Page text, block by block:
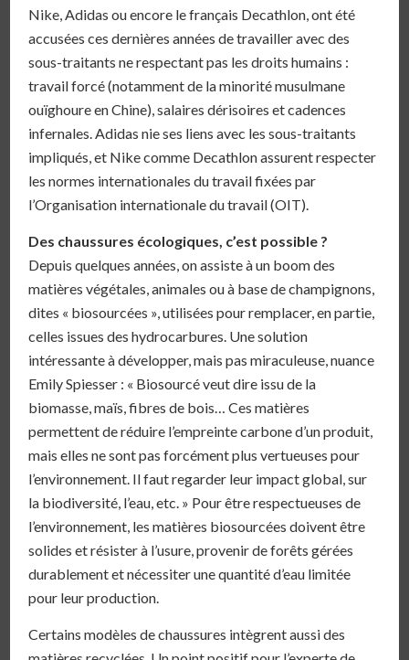
Nike, Adidas ou encore le français Decathlon, ont été
accusées ces dernières années de travailler avec des
sous-traitants ne respectant pas les droits humains :
travail forcé (notamment de la minorité musulmane
ouïghoure en Chine), salaires dérisoires et cadences
infernales. Adidas nie ses liens avec les sous-traitants
impliqués, et Nike comme Decathlon assurent respecter
les normes internationales du travail fixées par
l’Organisation internationale du travail (OIT).
Des chaussures écologiques, c’est possible ?
Depuis quelques années, on assiste à un boom des
matières végétales, animales ou à base de champignons,
dites « biosourcées », utilisées pour remplacer, en partie,
celles issues des hydrocarbures. Une solution
intéressante à développer, mais pas miraculeuse, nuance
Emily Spiesser : « Biosourcé veut dire issu de la
biomasse, maïs, fibres de bois… Ces matières
permettent de réduire l’empreinte carbone d’un produit,
mais elles ne sont pas forcément plus vertueuses pour
l’environnement. Il faut regarder leur impact global, sur
la biodiversité, l’eau, etc. » Pour être respectueuses de
l’environnement, les matières biosourcées doivent être
solides et résister à l’usure, provenir de forêts gérées
durablement et nécessiter une quantité d’eau limitée
pour leur production.
Certains modèles de chaussures intègrent aussi des